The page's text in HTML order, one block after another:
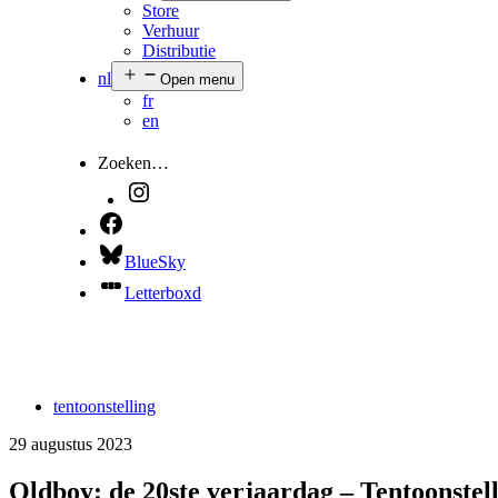
Store
Verhuur
Distributie
nl
Open menu
fr
en
Zoeken…
BlueSky
Letterboxd
tentoonstelling
29 augustus 2023
Oldboy: de 20ste verjaardag –